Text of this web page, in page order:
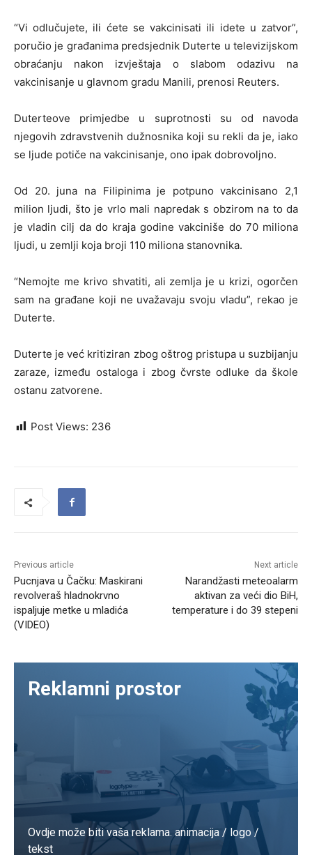
“Vi odlučujete, ili ćete se vakcinisati ili idete u zatvor”,
poručio je građanima predsjednik Duterte u televizijskom
obraćanju nakon izvještaja o slabom odazivu na
vakcinisanje u glavnom gradu Manili, prenosi Reuters.
Duterteove primjedbe u suprotnosti su od navoda
njegovih zdravstvenih dužnosnika koji su rekli da je, iako
se ljude potiče na vakcinisanje, ono ipak dobrovoljno.
Od 20. juna na Filipinima je potpuno vakcinisano 2,1
milion ljudi, što je vrlo mali napredak s obzirom na to da
je vladin cilj da do kraja godine vakciniše do 70 miliona
ljudi, u zemlji koja broji 110 miliona stanovnika.
“Nemojte me krivo shvatiti, ali zemlja je u krizi, ogorčen
sam na građane koji ne uvažavaju svoju vladu”, rekao je
Duterte.
Duterte je već kritiziran zbog oštrog pristupa u suzbijanju
zaraze, između ostaloga i zbog čvrste odluke da škole
ostanu zatvorene.
Post Views: 236
Previous article
Pucnjava u Čačku: Maskirani
revolveraš hladnokrvno
ispaljuje metke u mladića
(VIDEO)
Next article
Narandžasti meteoalarm
aktivan za veći dio BiH,
temperature i do 39 stepeni
Reklamni prostor
Ovdje može biti vaša reklama. animacija / logo /
tekst